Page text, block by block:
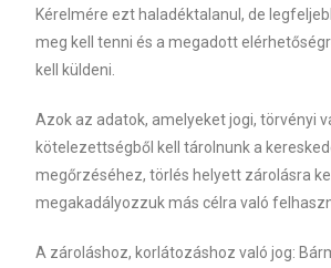
Kérelmére ezt haladéktalanul, de
meg kell tenni és a megadott
kell küldeni.
Azok az adatok, amelyeket jogi, törvényi
kötelezettségből kell tárolnunk a
megőrzéséhez, törlés helyett zárolásra
megakadályozzuk más célra való
A zároláshoz, korlátozáshoz való jog: